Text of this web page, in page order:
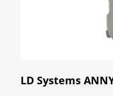
LD Systems